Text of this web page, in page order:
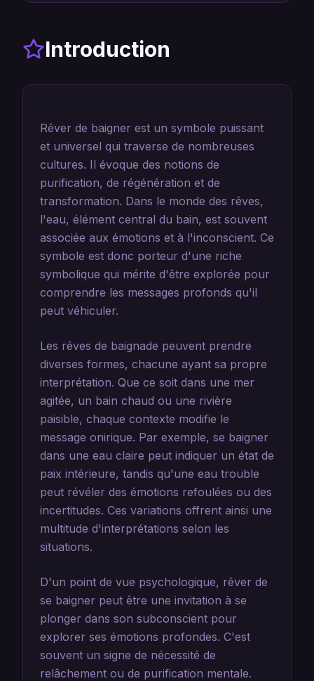
Introduction
Rêver de baigner est un symbole puissant
et universel qui traverse de nombreuses
cultures. Il évoque des notions de
purification, de régénération et de
transformation. Dans le monde des rêves,
l'eau, élément central du bain, est souvent
associée aux émotions et à l'inconscient. Ce
symbole est donc porteur d'une riche
symbolique qui mérite d'être explorée pour
comprendre les messages profonds qu'il
peut véhiculer.
Les rêves de baignade peuvent prendre
diverses formes, chacune ayant sa propre
interprétation. Que ce soit dans une mer
agitée, un bain chaud ou une rivière
paisible, chaque contexte modifie le
message onirique. Par exemple, se baigner
dans une eau claire peut indiquer un état de
paix intérieure, tandis qu'une eau trouble
peut révéler des émotions refoulées ou des
incertitudes. Ces variations offrent ainsi une
multitude d'interprétations selon les
situations.
D'un point de vue psychologique, rêver de
se baigner peut être une invitation à se
plonger dans son subconscient pour
explorer ses émotions profondes. C'est
souvent un signe de nécessité de
relâchement ou de purification mentale.